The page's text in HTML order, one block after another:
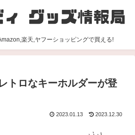
楽天,ヤフーショッピングで買える!
トロなキーホルダーが登
2023.01.13 2023.12.30